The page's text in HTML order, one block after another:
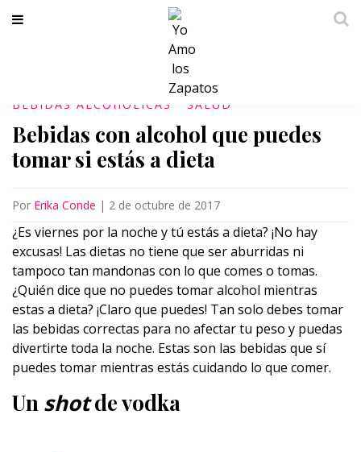
BEBIDAS ALCOHÓLICAS SALUD
Bebidas con alcohol que puedes
tomar si estás a dieta
Por Erika Conde | 2 de octubre de 2017
¿Es viernes por la noche y tú estás a dieta? ¡No hay
excusas! Las dietas no tiene que ser aburridas ni
tampoco tan mandonas con lo que comes o tomas.
¿Quién dice que no puedes tomar alcohol mientras
estas a dieta? ¡Claro que puedes! Tan solo debes tomar
las bebidas correctas para no afectar tu peso y puedas
divertirte toda la noche. Estas son las bebidas que sí
puedes tomar mientras estás cuidando lo que comer.
Un shotde vodka